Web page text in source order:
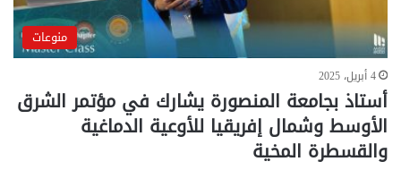
منوعات
4 أبريل، 2025
أستاذ بجامعة المنصورة يشارك في مؤتمر الشرق
الأوسط وشمال إفريقيا للأوعية الدماغية
والقسطرة المخية